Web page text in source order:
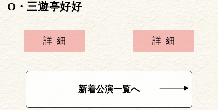
O・三遊亭好好
詳細 詳細
新着公演一覧へ